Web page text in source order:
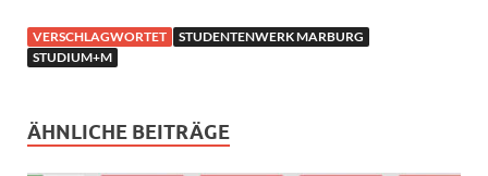
VERSCHLAGWORTET
STUDENTENWERK MARBURG
STUDIUM+M
ÄHNLICHE BEITRÄGE